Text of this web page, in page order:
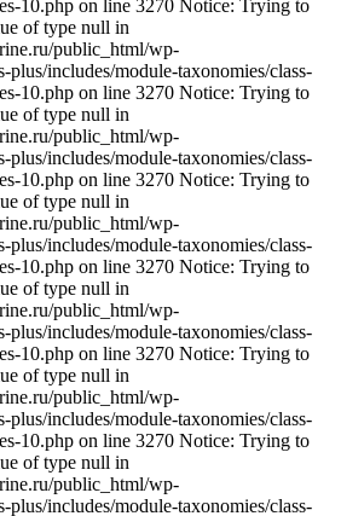
10.php on line 3270 Notice: Trying to
of type null in
public_html/wp-
plus/includes/module-taxonomies/class-
10.php on line 3270 Notice: Trying to
of type null in
public_html/wp-
plus/includes/module-taxonomies/class-
10.php on line 3270 Notice: Trying to
of type null in
public_html/wp-
plus/includes/module-taxonomies/class-
10.php on line 3270 Notice: Trying to
of type null in
public_html/wp-
plus/includes/module-taxonomies/class-
10.php on line 3270 Notice: Trying to
of type null in
public_html/wp-
plus/includes/module-taxonomies/class-
10.php on line 3270 Notice: Trying to
of type null in
public_html/wp-
plus/includes/module-taxonomies/class-